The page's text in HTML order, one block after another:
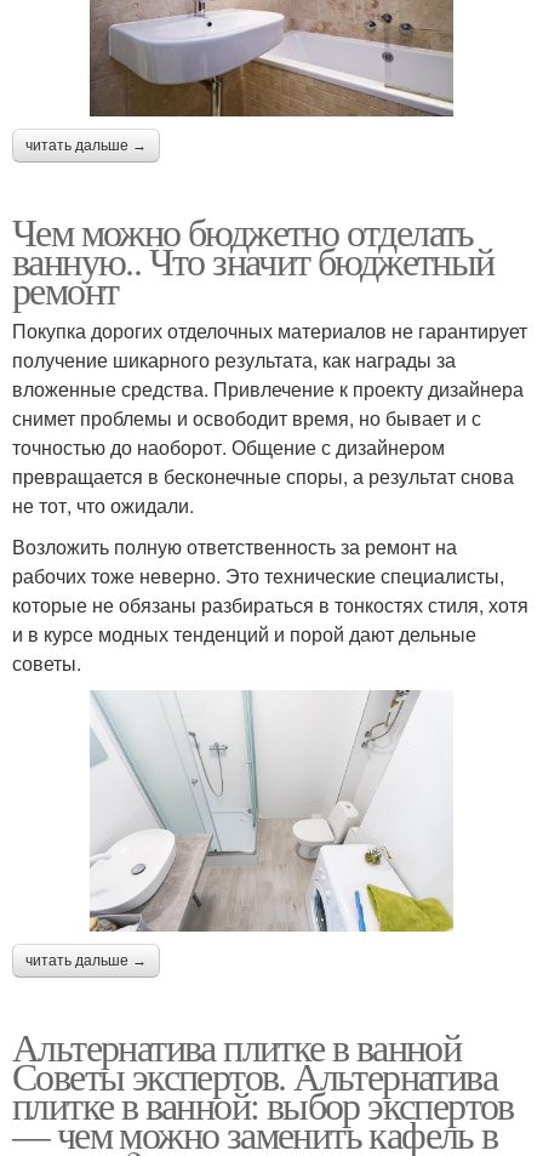
читать дальше →
Чем можно бюджетно отделать
ванную.. Что значит бюджетный
ремонт
Покупка дорогих отделочных материалов не гарантирует
получение шикарного результата, как награды за
вложенные средства. Привлечение к проекту дизайнера
снимет проблемы и освободит время, но бывает и с
точностью до наоборот. Общение с дизайнером
превращается в бесконечные споры, а результат снова
не тот, что ожидали.
Возложить полную ответственность за ремонт на
рабочих тоже неверно. Это технические специалисты,
которые не обязаны разбираться в тонкостях стиля, хотя
и в курсе модных тенденций и порой дают дельные
советы.
читать дальше →
Альтернатива плитке в ванной
Советы экспертов. Альтернатива
плитке в ванной: выбор экспертов
— чем можно заменить кафель в